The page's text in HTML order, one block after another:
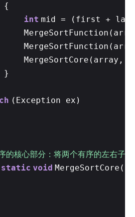
{
int mid = (first +
}
(Exception ex)
核心部分：将两个有序的左右子
static void MergeSortCore(